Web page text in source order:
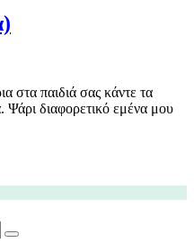
στα παιδιά σας κάντε τα
Ψάρι διαφορετικό εμένα μου